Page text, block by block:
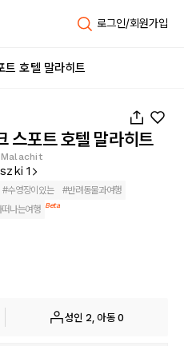
로그인/회원가입
트 호텔 말라히트
스포트 호텔 말라히트
1
#수영장이있는 #반려동물과여행
떠나는여행 Beta
성인 2, 아동 0